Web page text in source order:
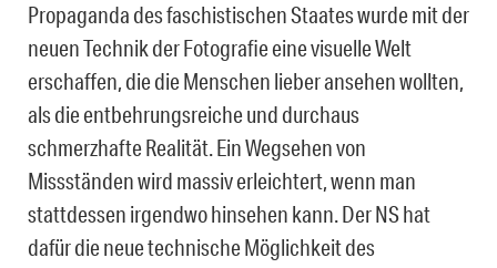
Propaganda des faschistischen Staates wurde mit der
neuen Technik der Fotografie eine visuelle Welt
erschaffen, die die Menschen lieber ansehen wollten,
als die entbehrungsreiche und durchaus
schmerzhafte Realität. Ein Wegsehen von
Missständen wird massiv erleichtert, wenn man
stattdessen irgendwo hinsehen kann. Der NS hat
dafür die neue technische Möglichkeit des